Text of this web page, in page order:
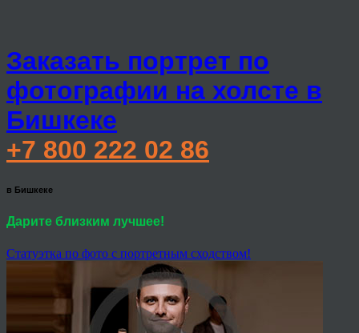
Заказать портрет по
фотографии на холсте в
Бишкеке
+7 800 222 02 86
в Бишкеке
Дарите близким лучшее!
Статуэтка по фото с портретным сходством!